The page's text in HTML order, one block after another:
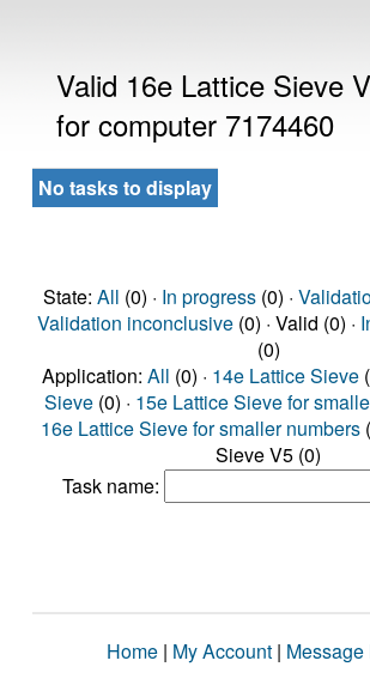
Valid 16e Lattice Sieve
for computer 7174460
No tasks to display
State: All (0) · In progress(0) ·
Validation inconclusive(0) · Valid (0) ·
(0)
Application: All (0) · 14e Lattice Sieve
Sieve (0) · 15e Lattice Sieve for
16e Lattice Sieve for smaller numbers
Sieve V5 (0)
Task name:
Home | My Account |